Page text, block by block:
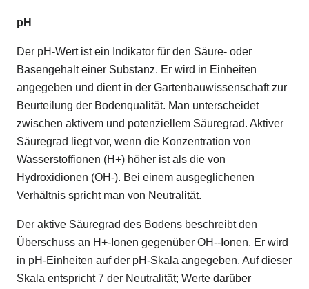
pH
Der pH-Wert ist ein Indikator für den Säure- oder
Basengehalt einer Substanz. Er wird in Einheiten
angegeben und dient in der Gartenbauwissenschaft zur
Beurteilung der Bodenqualität. Man unterscheidet
zwischen aktivem und potenziellem Säuregrad. Aktiver
Säuregrad liegt vor, wenn die Konzentration von
Wasserstoffionen (H+) höher ist als die von
Hydroxidionen (OH-). Bei einem ausgeglichenen
Verhältnis spricht man von Neutralität.
Der aktive Säuregrad des Bodens beschreibt den
Überschuss an H+-Ionen gegenüber OH--Ionen. Er wird
in pH-Einheiten auf der pH-Skala angegeben. Auf dieser
Skala entspricht 7 der Neutralität; Werte darüber